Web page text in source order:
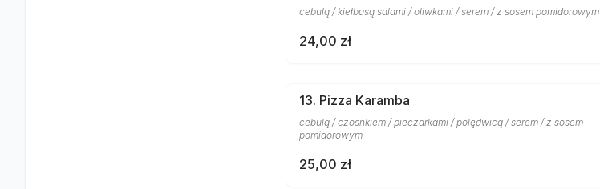
cebulą / kiełbasą salami / oliwkami / serem / z sosem pomidorowym
24,00 zł
13. Pizza Karamba
cebulą / czosnkiem / pieczarkami / polędwicą / serem / z sosem
pomidorowym
25,00 zł